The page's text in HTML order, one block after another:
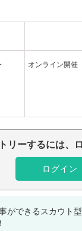
オンライン開催
リーするには、
ログイン
ができるスカウト